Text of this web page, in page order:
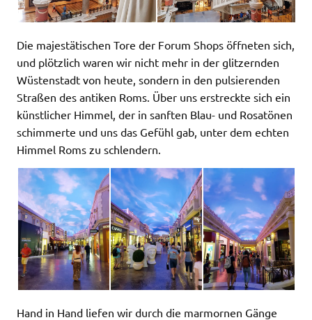
Die majestätischen Tore der Forum Shops öffneten sich,
und plötzlich waren wir nicht mehr in der glitzernden
Wüstenstadt von heute, sondern in den pulsierenden
Straßen des antiken Roms. Über uns erstreckte sich ein
künstlicher Himmel, der in sanften Blau- und Rosatönen
schimmerte und uns das Gefühl gab, unter dem echten
Himmel Roms zu schlendern.
Hand in Hand liefen wir durch die marmornen Gänge